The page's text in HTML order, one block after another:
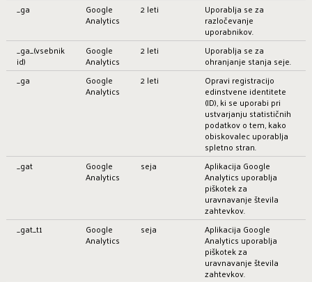
_ga
Google
Analytics
2 leti Uporablja se za
razločevanje
uporabnikov.
_ga_(vsebnik
id)
Google
Analytics
2 leti Uporablja se za
ohranjanje stanja seje.
_ga
Google
Analytics
2 leti Opravi registracijo
edinstvene identitete
(ID), ki se uporabi pri
ustvarjanju statističnih
podatkov o tem, kako
obiskovalec uporablja
spletno stran.
_gat
Google
Analytics
seja Aplikacija Google
Analytics uporablja
piškotek za
uravnavanje števila
zahtevkov.
_gat_t1
Google
Analytics
seja Aplikacija Google
Analytics uporablja
piškotek za
uravnavanje števila
zahtevkov.